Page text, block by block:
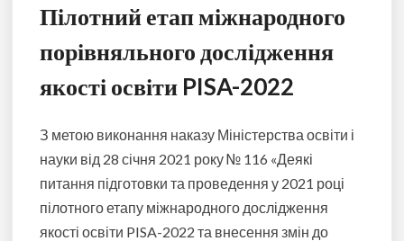
Пілотний етап міжнародного
порівняльного дослідження
якості освіти PISA-2022
З метою виконання наказу Міністерства освіти і
науки від 28 січня 2021 року № 116 «Деякі
питання підготовки та проведення у 2021 році
пілотного етапу міжнародного дослідження
якості освіти PISA-2022 та внесення змін до